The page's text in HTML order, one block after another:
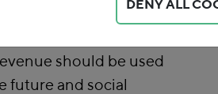
the
burden on the climate
should be used
future and social
DENY ALL